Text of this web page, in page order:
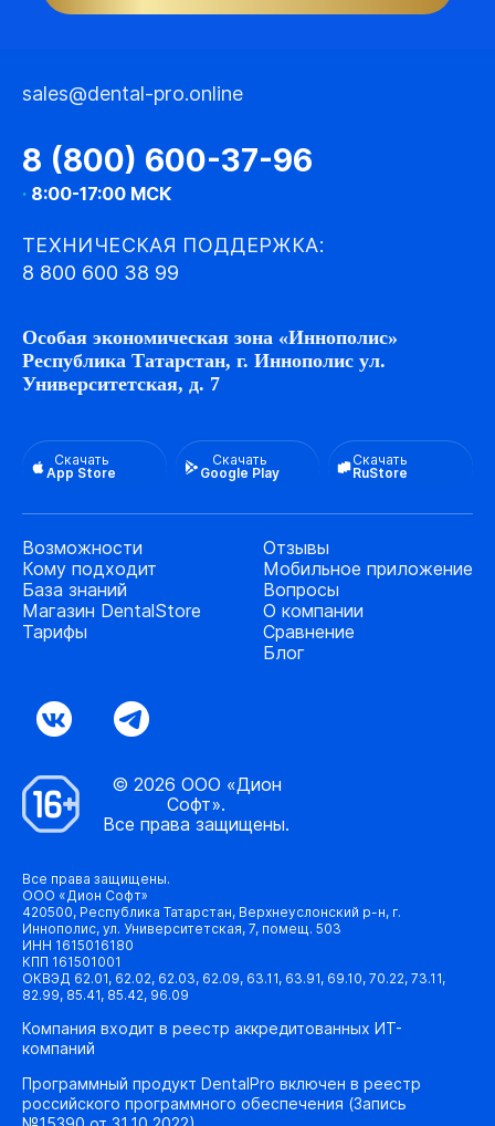
sales@dental-pro.online
8 (800) 600-37-96
· 8:00-17:00 МСК
ТЕХНИЧЕСКАЯ ПОДДЕРЖКА:
8 800 600 38 99
Особая экономическая зона «Иннополис»
Республика Татарстан, г. Иннополис ул.
Университетская, д. 7
Скачать
App Store
Скачать
Google Play
Скачать
RuStore
Возможности
Кому подходит
База знаний
Магазин DentalStore
Тарифы
Отзывы
Мобильное приложение
Вопросы
О компании
Сравнение
Блог
© 2026 ООО «Дион
Софт».
Все права защищены.
Все права защищены.
ООО «Дион Софт»
420500, Республика Татарстан, Верхнеуслонский р-н, г.
Иннополис, ул. Университетская, 7, помещ. 503
ИНН 1615016180
КПП 161501001
ОКВЭД 62.01, 62.02, 62.03, 62.09, 63.11, 63.91, 69.10, 70.22, 73.11,
82.99, 85.41, 85.42, 96.09
Компания входит в реестр аккредитованных ИТ-
компаний
Программный продукт DentalPro включен в реестр
российского программного обеспечения (Запись